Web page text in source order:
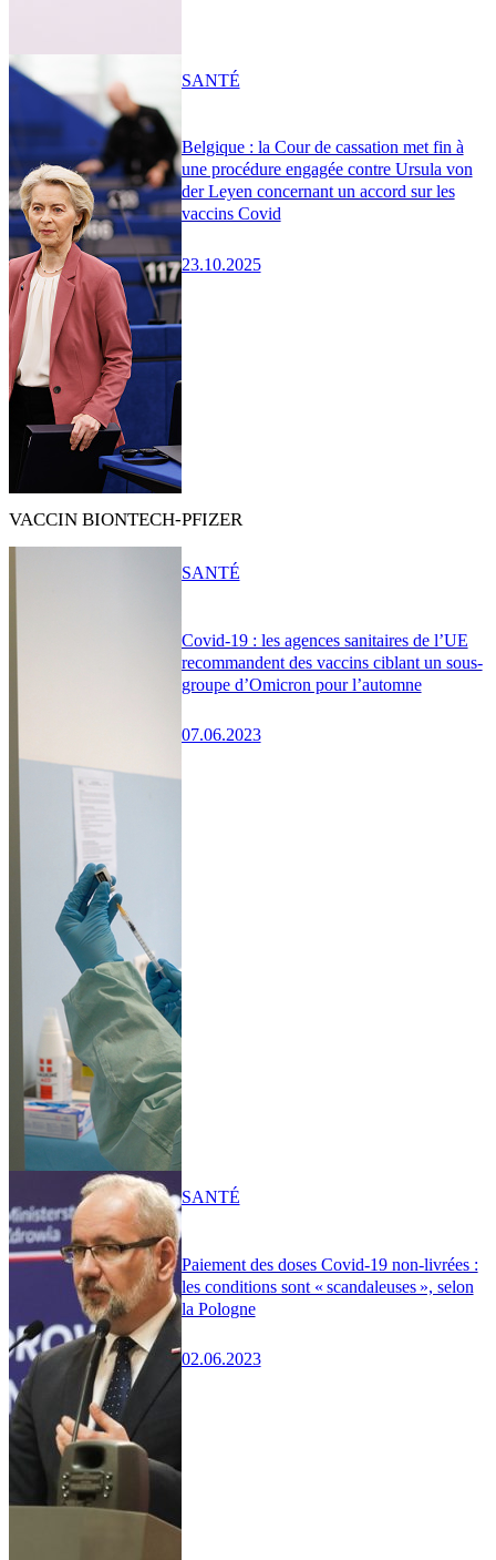
Belgique : la Cour de cassation met fin à
une procédure engagée contre Ursula von
der Leyen concernant un accord sur les
vaccins Covid
23.10.2025
SANTÉ
VACCIN BIONTECH-PFIZER
Covid-19 : les agences sanitaires de l’UE
recommandent des vaccins ciblant un sous-
groupe d’Omicron pour l’automne
07.06.2023
SANTÉ
Paiement des doses Covid-19 non-livrées :
les conditions sont « scandaleuses », selon
la Pologne
02.06.2023
SANTÉ